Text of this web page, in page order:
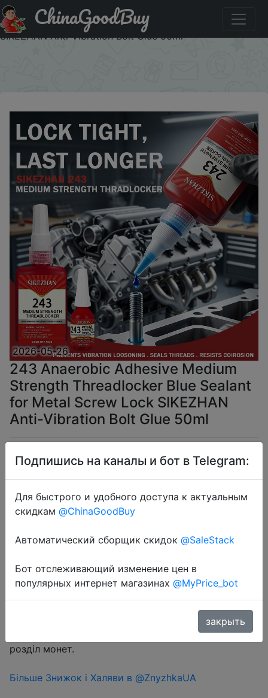
Купить: 243 Anaerobic Adhesive Medium Strength
Threadlocker Blue Sealant for Metal Screw Lock
SIKEZHAN Anti-Vibration Bolt Glue 50ml
ChinaGoodBuy
2026-05-26
243 Anaerobic Adhesive Medium
Strength Threadlocker Blue Sealant
for Metal Screw Lock SIKEZHAN
Anti-Vibration Bolt Glue 50ml
$1.64
Coins
Перейти в магазин
Знижка монетками 109-234 Coins у додатку через
розділ монет.
Більше Знижок і Халяви в @ZnyzhkaUA
Подпишись на каналы и бот в Telegram:
Для быстрого и удобного доступа к актуальным
скидкам @ChinaGoodBuy
Автоматический сборщик скидок @SaleStack
Бот отслеживающий изменение цен в
популярных интернет магазинах @MyPrice_bot
закрыть